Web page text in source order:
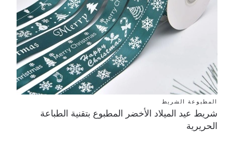
المطبوعة الشريط
شريط عيد الميلاد الأخضر المطبوع بتقنية الطباعة
الحريرية